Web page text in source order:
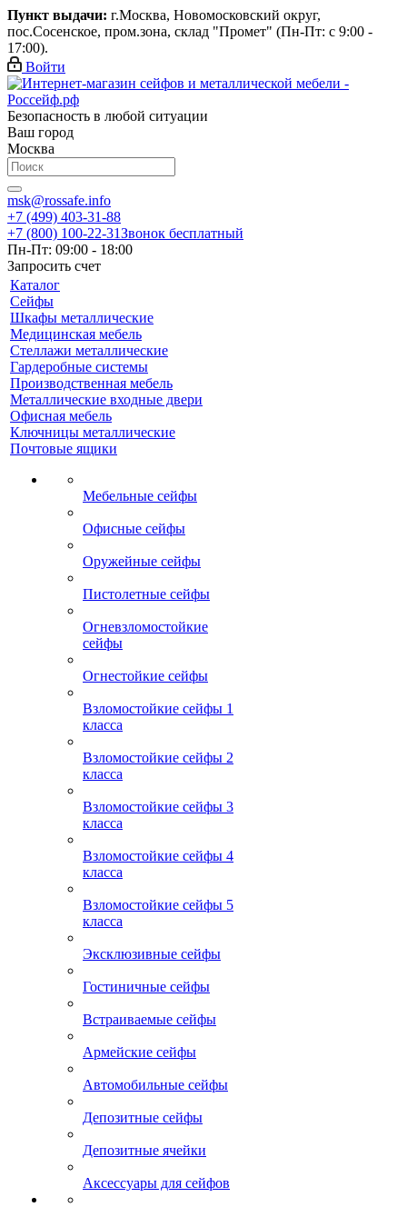
Пункт выдачи: г.Москва, Новомосковский округ,
пос.Сосенское, пром.зона, склад "Промет" (Пн-Пт: с 9:00 -
17:00).
Войти
Безопасность в любой ситуации
Ваш город
Москва
msk@rossafe.info
+7 (499) 403-31-88
+7 (800) 100-22-31Звонок бесплатный
Пн-Пт: 09:00 - 18:00
Запросить счет
Каталог
Сейфы
Шкафы металлические
Медицинская мебель
Стеллажи металлические
Гардеробные системы
Производственная мебель
Металлические входные двери
Офисная мебель
Ключницы металлические
Почтовые ящики
Мебельные сейфы
Офисные сейфы
Оружейные сейфы
Пистолетные сейфы
Огневзломостойкие
сейфы
Огнестойкие сейфы
Взломостойкие сейфы 1
класса
Взломостойкие сейфы 2
класса
Взломостойкие сейфы 3
класса
Взломостойкие сейфы 4
класса
Взломостойкие сейфы 5
класса
Эксклюзивные сейфы
Гостиничные сейфы
Встраиваемые сейфы
Армейские сейфы
Автомобильные сейфы
Депозитные сейфы
Депозитные ячейки
Аксессуары для сейфов